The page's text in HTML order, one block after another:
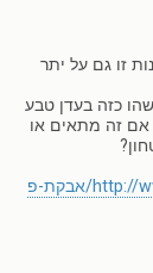
זו גם על יתר
כזה בעדן טבע
אם זה מתאים או
http://www.edenteva.co.il/product/12485725/אבקת-פ